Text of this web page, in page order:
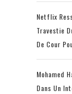
Netflix
Travestie
De Cour
Mohamed
Dans Un